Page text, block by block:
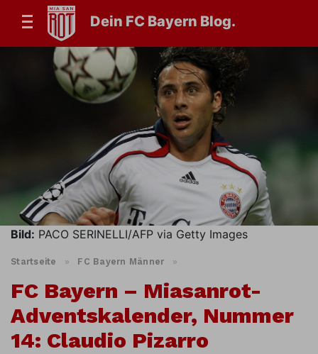
Dein FC Bayern Blog.
Bild: PACO SERINELLI/AFP via Getty Images
Startseite » FC Bayern Männer »
FC Bayern – Miasanrot-
Adventskalender, Nummer
14: Claudio Pizarro